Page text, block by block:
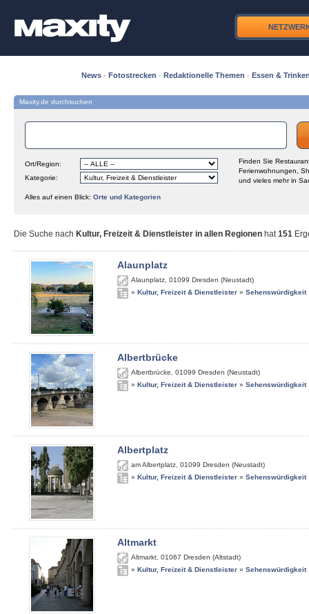
News · Fotostrecken · Redaktionelle Themen · Essen &
Maxity.de durchsuchen
Ort/Region:
Kategorie:
Finden Sie
Ferienwohnungen,
und vieles mehr in
Alles auf einen Blick: Orte und Kategorien
Die Suche nach Kultur, Freizeit & Dienstleister in allen Regionen hat151
Alaunplatz
Alaunplatz 01099 Dresden (Neustadt)
» Kultur, Freizeit & Dienstleister » Sehenswürdigkeit
Albertbrücke
Albertbrücke 01099 Dresden (Neustadt)
» Kultur, Freizeit & Dienstleister » Sehenswürdigkeit
Albertplatz
am Albertplatz 01099 Dresden (Neustadt)
» Kultur, Freizeit & Dienstleister » Sehenswürdigkeit
Altmarkt
Altmarkt 01067 Dresden (Altstadt)
» Kultur, Freizeit & Dienstleister » Sehenswürdigkeit